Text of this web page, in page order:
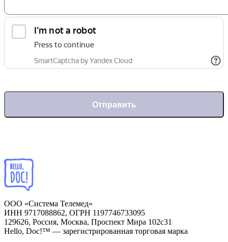
Отправить
ООО «Система Телемед»
ИНН 9717088862, ОГРН 1197746733095
129626, Россия, Москва, Проспект Мира 102с31
Hello, Doc!™ — зарегистрированная торговая марка